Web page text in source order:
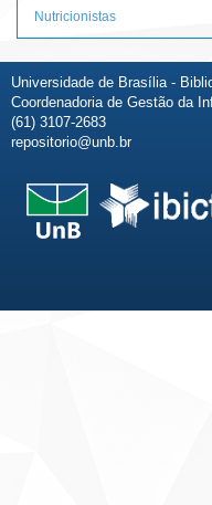
Nutricionistas
Universidade de Brasília -
Coordenadoria de Gestão da
(61) 3107-2683
repositorio@unb.br